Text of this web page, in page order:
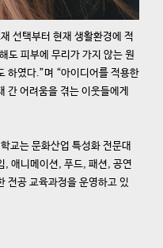
선택부터 현재 생활환경에 적
도 피부에 무리가 가지 않는 원
하였다.”며 “아이디어를 적용한
간 어려움을 겪는 이웃들에게
교는 문화산업 특성화 전문대
, 애니메이션, 푸드, 패션, 공연
전공 교육과정을 운영하고 있